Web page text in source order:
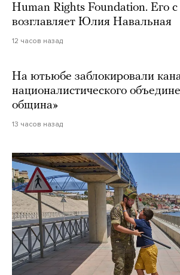
Human Rights Foundation. Его с
возглавляет Юлия Навальная
12 часов назад
На ютьюбе заблокировали
националистического
община»
13 часов назад